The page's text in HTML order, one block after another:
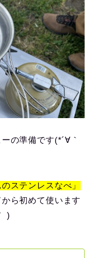
の準備です(*´∀｀
ステンレスなべ」
ら初めて使います
)